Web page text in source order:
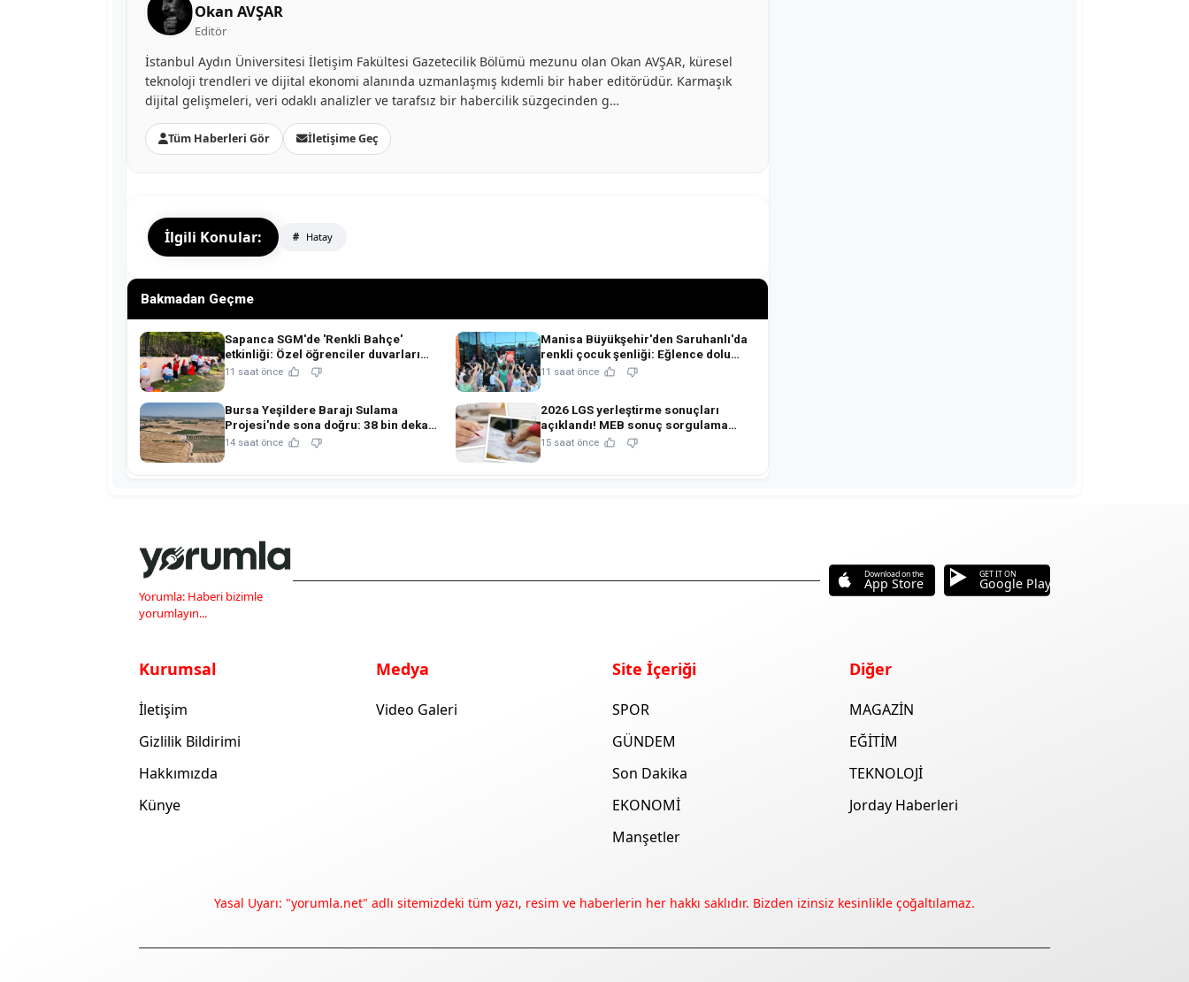
Okan AVŞAR
Editör
İstanbul Aydın Üniversitesi İletişim Fakültesi Gazetecilik Bölümü mezunu olan Okan AVŞAR, küresel
teknoloji trendleri ve dijital ekonomi alanında uzmanlaşmış kıdemli bir haber editörüdür. Karmaşık
dijital gelişmeleri, veri odaklı analizler ve tarafsız bir habercilik süzgecinden g…
Tüm Haberleri Gör İletişime Geç
İlgili Konular: Hatay
Bakmadan Geçme
Sapanca SGM'de 'Renkli Bahçe'
etkinliği: Özel öğrenciler duvarları
rengârenk boyadı
11 saat önce
Manisa Büyükşehir'den Saruhanlı'da
renkli çocuk şenliği: Eğlence dolu
anlar!
11 saat önce
Bursa Yeşildere Barajı Sulama
Projesi'nde sona doğru: 38 bin dekar
arazi suya kavuşuyor!
14 saat önce
2026 LGS yerleştirme sonuçları
açıklandı! MEB sonuç sorgulama
ekranı ve nakil takvimi
15 saat önce
Yorumla: Haberi bizimle
yorumlayın...
Download on the
App Store
GET IT ON
Google Play
Kurumsal
İletişim
Gizlilik Bildirimi
Hakkımızda
Künye
Medya
Video Galeri
Site İçeriği
SPOR
GÜNDEM
Son Dakika
EKONOMİ
Manşetler
Diğer
MAGAZİN
EĞİTİM
TEKNOLOJİ
Jorday Haberleri
Yasal Uyarı: "yorumla.net" adlı sitemizdeki tüm yazı, resim ve haberlerin her hakkı saklıdır. Bizden izinsiz kesinlikle çoğaltılamaz.